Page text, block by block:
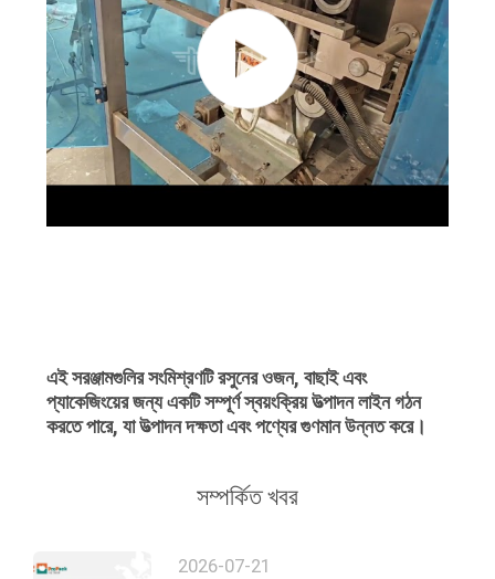
এই সরঞ্জামগুলির সংমিশ্রণটি রসুনের ওজন, বাছাই এবং
প্যাকেজিংয়ের জন্য একটি সম্পূর্ণ স্বয়ংক্রিয় উত্পাদন লাইন গঠন
করতে পারে, যা উত্পাদন দক্ষতা এবং পণ্যের গুণমান উন্নত করে।
সম্পর্কিত খবর
2026-07-21